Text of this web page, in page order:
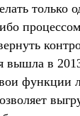
только
вышла в
функции